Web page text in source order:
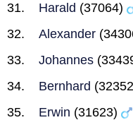
Harald (37064)
Alexander
Johannes
Bernhard
Erwin (31623)